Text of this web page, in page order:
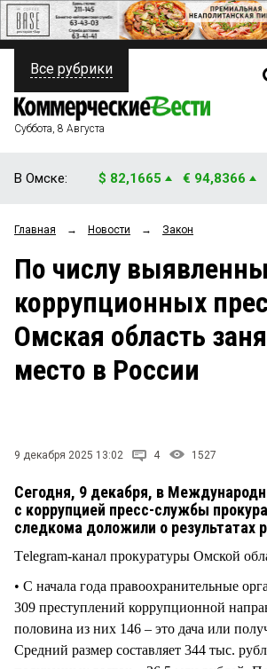
ПОЛИТИКА
ФИНАНСЫ
ОБЩЕСТВО
ЗАКОН
НОВОСТИ КОМПАНИЙ
ПРОИСШЕСТВИЯ
Блоги
Архив
Все рубрики
Суббота, 8 Августа
В Омске: $ 82,1665 € 94,8366
Главная → Новости → Закон
По числу
коррупционных
Омская область
место в России
9 декабря 2025 13:02 4 1527
Сегодня, 9 декабря, в
с коррупцией пресс-службы
следкома доложили о результатах
Тelegram-канал прокуратуры Омской
• С начала года правоохранительные
309 преступлений коррупционной
половина из них 146 – это дача или
Средний размер составляет 344 тыс.